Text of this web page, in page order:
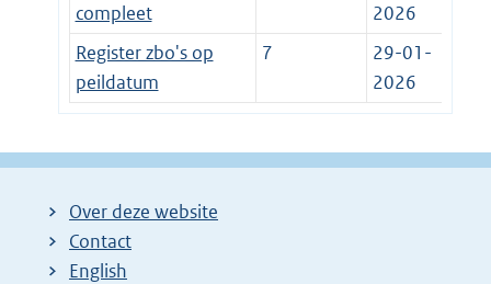
compleet
2026
Register zbo's op
peildatum
7
29-01-
2026
Over deze website
Contact
English